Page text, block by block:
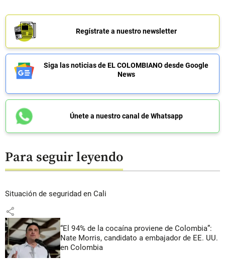
Regístrate a nuestro newsletter
Siga las noticias de EL COLOMBIANO desde Google
News
Únete a nuestro canal de Whatsapp
Para seguir leyendo
Situación de seguridad en Cali
share
“El 94% de la cocaína proviene de Colombia”:
Nate Morris, candidato a embajador de EE. UU.
en Colombia